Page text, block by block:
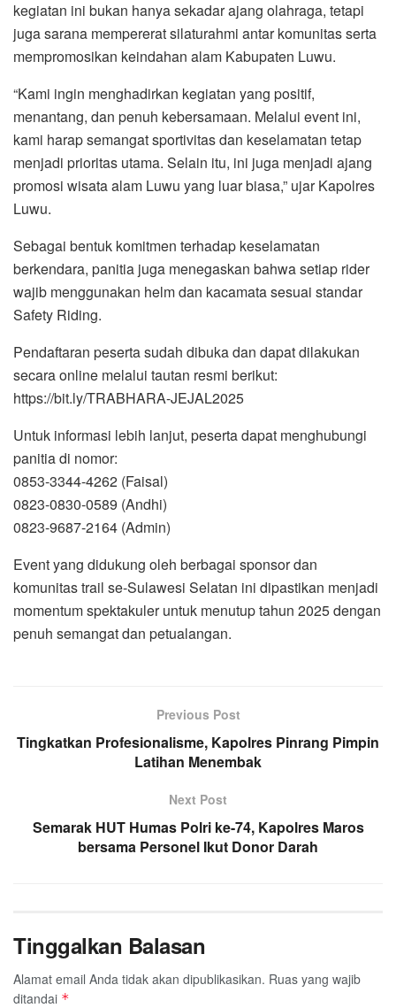
kegiatan ini bukan hanya sekadar ajang olahraga, tetapi
juga sarana mempererat silaturahmi antar komunitas serta
mempromosikan keindahan alam Kabupaten Luwu.
“Kami ingin menghadirkan kegiatan yang positif,
menantang, dan penuh kebersamaan. Melalui event ini,
kami harap semangat sportivitas dan keselamatan tetap
menjadi prioritas utama. Selain itu, ini juga menjadi ajang
promosi wisata alam Luwu yang luar biasa,” ujar Kapolres
Luwu.
Sebagai bentuk komitmen terhadap keselamatan
berkendara, panitia juga menegaskan bahwa setiap rider
wajib menggunakan helm dan kacamata sesuai standar
Safety Riding.
Pendaftaran peserta sudah dibuka dan dapat dilakukan
secara online melalui tautan resmi berikut:
https://bit.ly/TRABHARA-JEJAL2025
Untuk informasi lebih lanjut, peserta dapat menghubungi
panitia di nomor:
0853-3344-4262 (Faisal)
0823-0830-0589 (Andhi)
0823-9687-2164 (Admin)
Event yang didukung oleh berbagai sponsor dan
komunitas trail se-Sulawesi Selatan ini dipastikan menjadi
momentum spektakuler untuk menutup tahun 2025 dengan
penuh semangat dan petualangan.
Previous Post
Tingkatkan Profesionalisme, Kapolres Pinrang Pimpin
Latihan Menembak
Next Post
Semarak HUT Humas Polri ke-74, Kapolres Maros
bersama Personel Ikut Donor Darah
Tinggalkan Balasan
Alamat email Anda tidak akan dipublikasikan. Ruas yang wajib
ditandai *